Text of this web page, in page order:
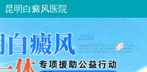
昆明白癜风医院